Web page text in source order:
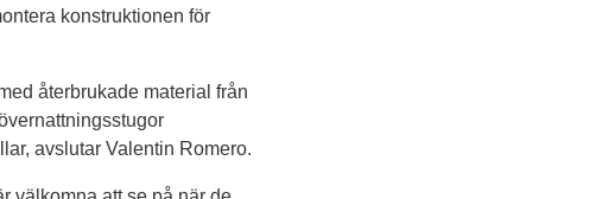
konstruktionen för
återbrukade material från
avslutar Valentin Romero.